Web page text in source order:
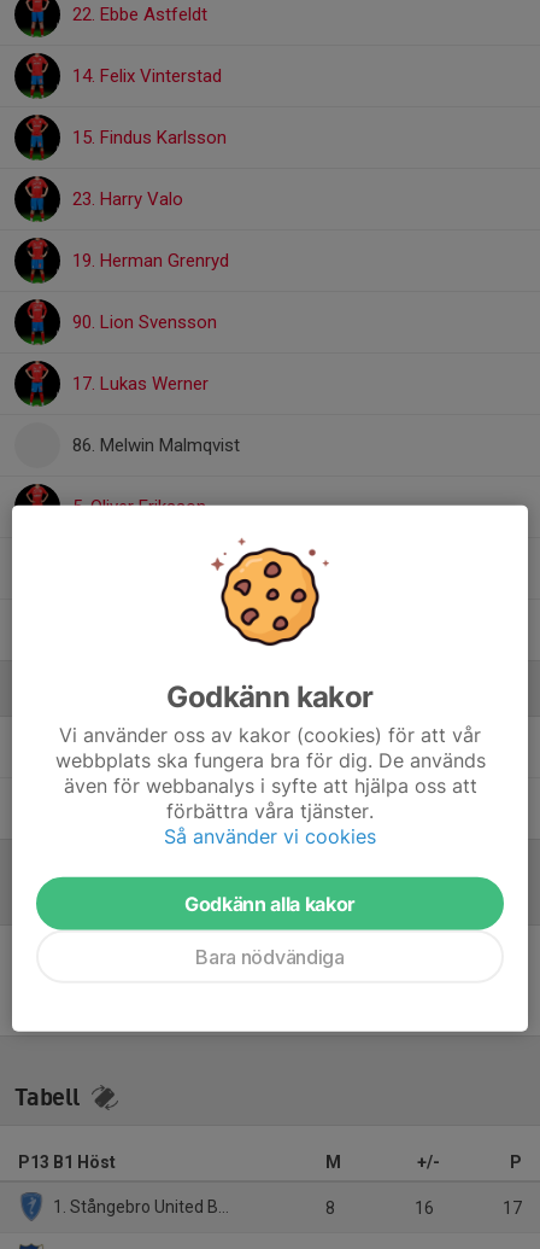
22. Ebbe Astfeldt
14. Felix Vinterstad
15. Findus Karlsson
23. Harry Valo
19. Herman Grenryd
90. Lion Svensson
17. Lukas Werner
86. Melwin Malmqvist
5. Oliver Eriksson
25. Taher Mustafa
Maria KarlssonMålvaktstränare
Nina Palm VinterstadHuvudtränare
Referat
Tabell
P13 B1 Höst M +/- P
1. Stångebro United BK 2012 U1 8 16 17
Godkänn kakor
Vi använder oss av kakor (cookies) för att vår
webbplats ska fungera bra för dig. De används
även för webbanalys i syfte att hjälpa oss att
förbättra våra tjänster.
Så använder vi cookies
Godkänn alla kakor
Bara nödvändiga